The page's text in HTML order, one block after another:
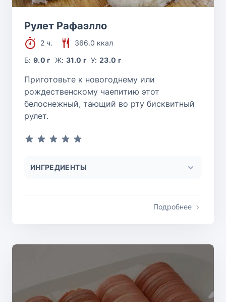
Рулет Рафаэлло
2 ч.
366.0 ккал
Б:9.0 г Ж: 31.0 г У:23.0 г
Приготовьте к новогоднему или
рождественскому чаепитию этот
белоснежный, тающий во рту бисквитный
рулет.
ИНГРЕДИЕНТЫ
Подробнее